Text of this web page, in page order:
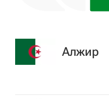
Алжир